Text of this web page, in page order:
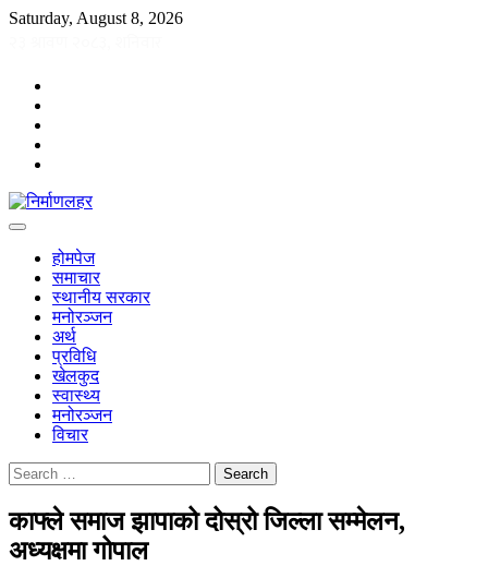
Skip
Saturday, August 8, 2026
होमपेज
समाचार
स्थानीय सरकार
मनोरञ्जन
अर्थ
प्रविधि
खेलकुद
स्वास्थ्य
मनोरञ्जन
विचार
Search
for:
काफ्ले समाज झापाको दोस्रो जिल्ला सम्मेलन,
अध्यक्षमा गोपाल